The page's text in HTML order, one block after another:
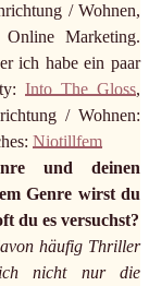
/ Wohnen,
Marketing.
ich habe ein paar
Into The Gloss,
/ Wohnen:
Niotillfem
und deinen
Genre wirst du
du es versuchst?
häufig Thriller
nicht nur die